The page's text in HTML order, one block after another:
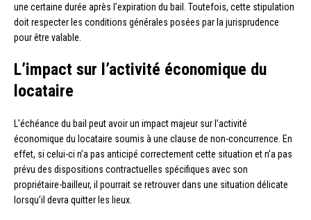
une certaine durée après l’expiration du bail. Toutefois, cette stipulation
doit respecter les conditions générales posées par la jurisprudence
pour être valable.
L’impact sur l’activité économique du
locataire
L’échéance du bail peut avoir un impact majeur sur l’activité
économique du locataire soumis à une clause de non-concurrence. En
effet, si celui-ci n’a pas anticipé correctement cette situation et n’a pas
prévu des dispositions contractuelles spécifiques avec son
propriétaire-bailleur, il pourrait se retrouver dans une situation délicate
lorsqu’il devra quitter les lieux.